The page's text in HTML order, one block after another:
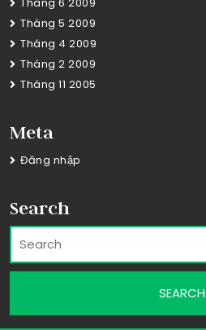
Tháng 5 2009
Tháng 4 2009
Tháng 2 2009
Tháng 11 2005
Meta
Đăng nhập
Search